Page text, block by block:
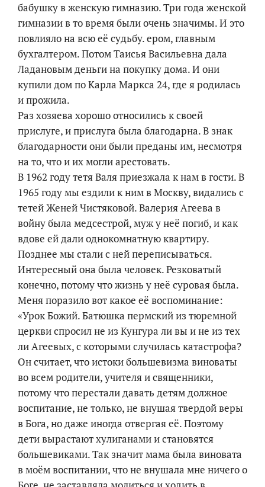
бабушку в женскую гимназию. Три года женской
гимназии в то время были очень значимы. И это
повлияло на всю её судьбу. ером, главным
бухгалтером. Потом Таисья Васильевна дала
Ладановым деньги на покупку дома. И они
купили дом по Карла Маркса 24, где я родилась
и прожила.
Раз хозяева хорошо относились к своей
прислуге, и прислуга была благодарна. В знак
благодарности они были преданы им, несмотря
на то, что и их могли арестовать.
В 1962 году тетя Валя приезжала к нам в гости. В
1965 году мы ездили к ним в Москву, видались с
тетей Женей Чистяковой. Валерия Агеева в
войну была медсестрой, муж у неё погиб, и как
вдове ей дали однокомнатную квартиру.
Позднее мы стали с ней переписываться.
Интересный она была человек. Резковатый
конечно, потому что жизнь у неё суровая была.
Меня поразило вот какое её воспоминание:
«Урок Божий. Батюшка пермский из тюремной
церкви спросил не из Кунгура ли вы и не из тех
ли Агеевых, с которыми случилась катастрофа?
Он считает, что истоки большевизма виноваты
во всем родители, учителя и священники,
потому что перестали давать детям должное
воспитание, не только, не внушая твердой веры
в Бога, но даже иногда отвергая её. Поэтому
дети вырастают хулиганами и становятся
большевиками. Так значит мама была виновата
в моём воспитании, что не внушала мне ничего о